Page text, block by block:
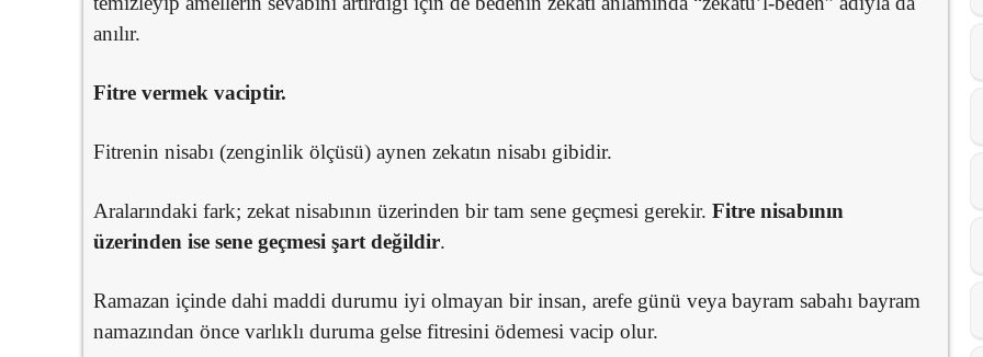
anılır.
Fitre vermek vaciptir.
Fitrenin nisabı (zenginlik ölçüsü) aynen zekatın nisabı gibidir.
Aralarındaki fark; zekat nisabının üzerinden bir tam sene geçmesi gerekir. Fitre nisabının
üzerinden ise sene geçmesi şart değildir.
Ramazan içinde dahi maddi durumu iyi olmayan bir insan, arefe günü veya bayram sabahı bayram
namazından önce varlıklı duruma gelse fitresini ödemesi vacip olur.